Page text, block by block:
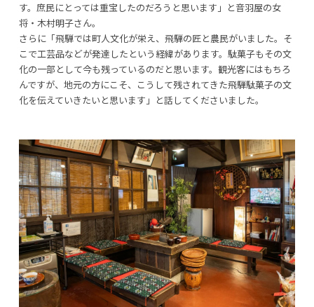
す。庶民にとっては重宝したのだろうと思います」と音羽屋の女
将・木村明子さん。
さらに「飛騨では町人文化が栄え、飛騨の匠と農民がいました。そ
こで工芸品などが発達したという経緯があります。駄菓子もその文
化の一部として今も残っているのだと思います。観光客にはもちろ
んですが、地元の方にこそ、こうして残されてきた飛騨駄菓子の文
化を伝えていきたいと思います」と話してくださいました。